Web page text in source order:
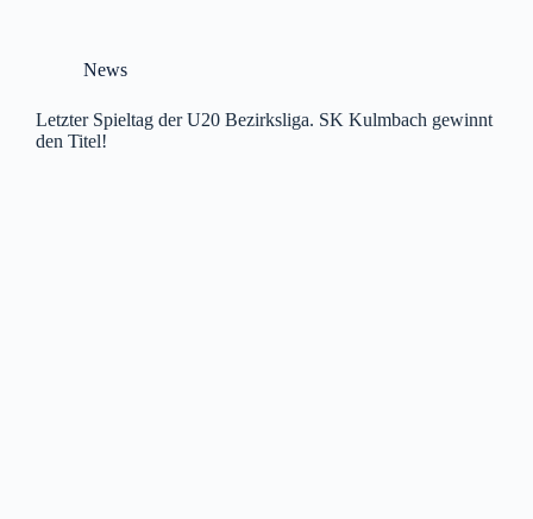
News
Letzter Spieltag der U20 Bezirksliga. SK Kulmbach gewinnt
den Titel!